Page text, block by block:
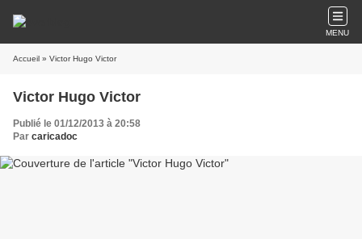
MENU
Accueil » Victor Hugo Victor
Victor Hugo Victor
Publié le 01/12/2013 à 20:58
Par caricadoc